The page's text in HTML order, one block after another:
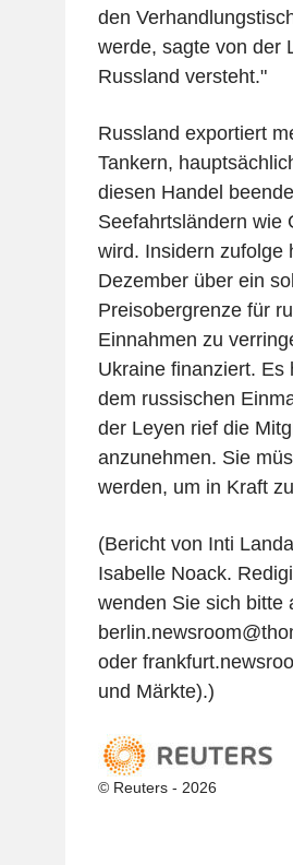
den
werde, sagte von der
Russland versteht."
Russland exportiert
Tankern,
diesen Handel
Seefahrtsländern wie
wird. Insidern zufolge
Dezember über ein
Preisobergrenze für
Einnahmen zu
Ukraine finanziert. Es
dem russischen
der Leyen rief die
anzunehmen. Sie
werden, um in Kraft
(Bericht von Inti
Isabelle Noack.
wenden Sie sich bitte
oder
und Märkte).)
© Reuters - 2026